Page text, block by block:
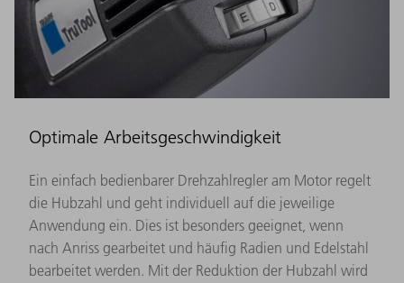
Optimale Arbeitsgeschwindigkeit
Ein einfach bedienbarer Drehzahlregler am Motor regelt
die Hubzahl und geht individuell auf die jeweilige
Anwendung ein. Dies ist besonders geeignet, wenn
nach Anriss gearbeitet und häufig Radien und Edelstahl
bearbeitet werden. Mit der Reduktion der Hubzahl wird